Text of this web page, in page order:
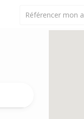
Référencer mon